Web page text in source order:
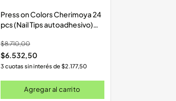
Press on Colors Cherimoya 24
pcs (Nail Tips autoadhesivo)
$8.710,00
$6.532,50
3 cuotas sin interés de$2.177,50
Agregar al carrito